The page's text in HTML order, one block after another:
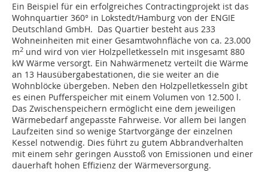
Ein Beispiel für ein erfolgreiches Contractingprojekt ist das
Wohnquartier 360° in Lokstedt/Hamburg von der ENGIE
Deutschland GmbH. Das Quartier besteht aus 233
Wohneinheiten mit einer Gesamtwohnfläche von ca. 23.000
m2 und wird von vier Holzpelletkesseln mit insgesamt 880
kW Wärme versorgt. Ein Nahwärmenetz verteilt die Wärme
an 13 Hausübergabestationen, die sie weiter an die
Wohnblöcke übergeben. Neben den Holzpelletkesseln gibt
es einen Pufferspeicher mit einem Volumen von 12.500 l.
Das Zwischenspeichern ermöglicht eine dem jeweiligen
Wärmebedarf angepasste Fahrweise. Vor allem bei langen
Laufzeiten sind so wenige Startvorgänge der einzelnen
Kessel notwendig. Dies führt zu gutem Abbrandverhalten
mit einem sehr geringen Ausstoß von Emissionen und einer
dauerhaft hohen Effizienz der Wärmeversorgung.